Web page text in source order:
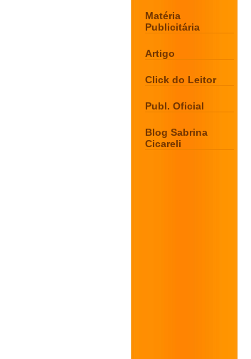
Matéria
Publicitária
Artigo
Click do Leitor
Publ. Oficial
Blog Sabrina
Cicareli